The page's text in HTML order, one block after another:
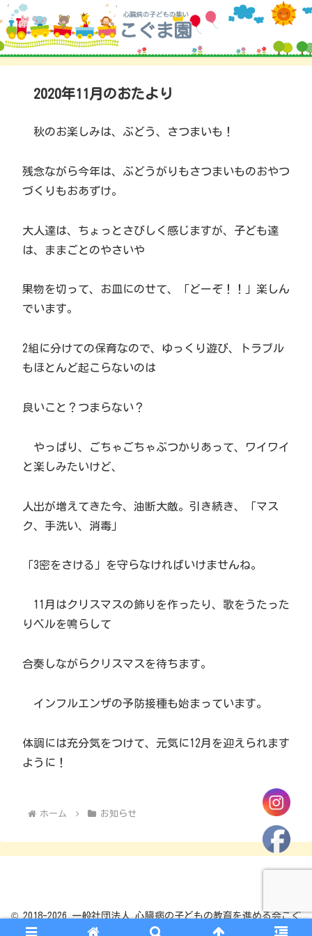
2020年11月のおたより
秋のお楽しみは、ぶどう、さつまいも！
残念ながら今年は、ぶどうがりもさつまいものおやつ
づくりもおあずけ。
大人達は、ちょっとさびしく感じますが、子ども達
は、ままごとのやさいや
果物を切って、お皿にのせて、「どーぞ！！」楽しん
でいます。
2組に分けての保育なので、ゆっくり遊び、トラブル
もほとんど起こらないのは
良いこと？つまらない？
やっぱり、ごちゃごちゃぶつかりあって、ワイワイ
と楽しみたいけど、
人出が増えてきた今、油断大敵。引き続き、「マス
ク、手洗い、消毒」
「3密をさける」を守らなければいけませんね。
11月はクリスマスの飾りを作ったり、歌をうたった
りベルを鳴らして
合奏しながらクリスマスを待ちます。
インフルエンザの予防接種も始まっています。
体調には充分気をつけて、元気に12月を迎えられます
ように！
ホーム お知らせ
© 2018-2026 一般社団法人 心臓病の子どもの教育を進める会こぐ
ま園.